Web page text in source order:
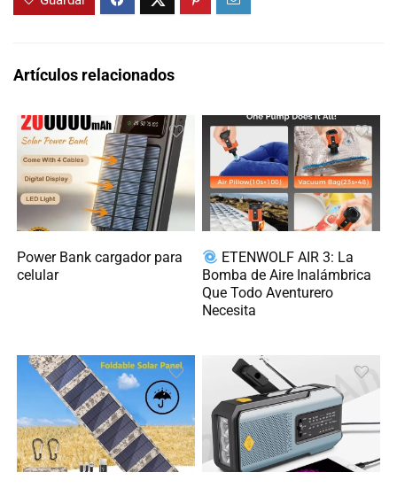
Artículos relacionados
Power Bank cargador para
celular
ETENWOLF AIR 3: La
Bomba de Aire Inalámbrica
Que Todo Aventurero
Necesita